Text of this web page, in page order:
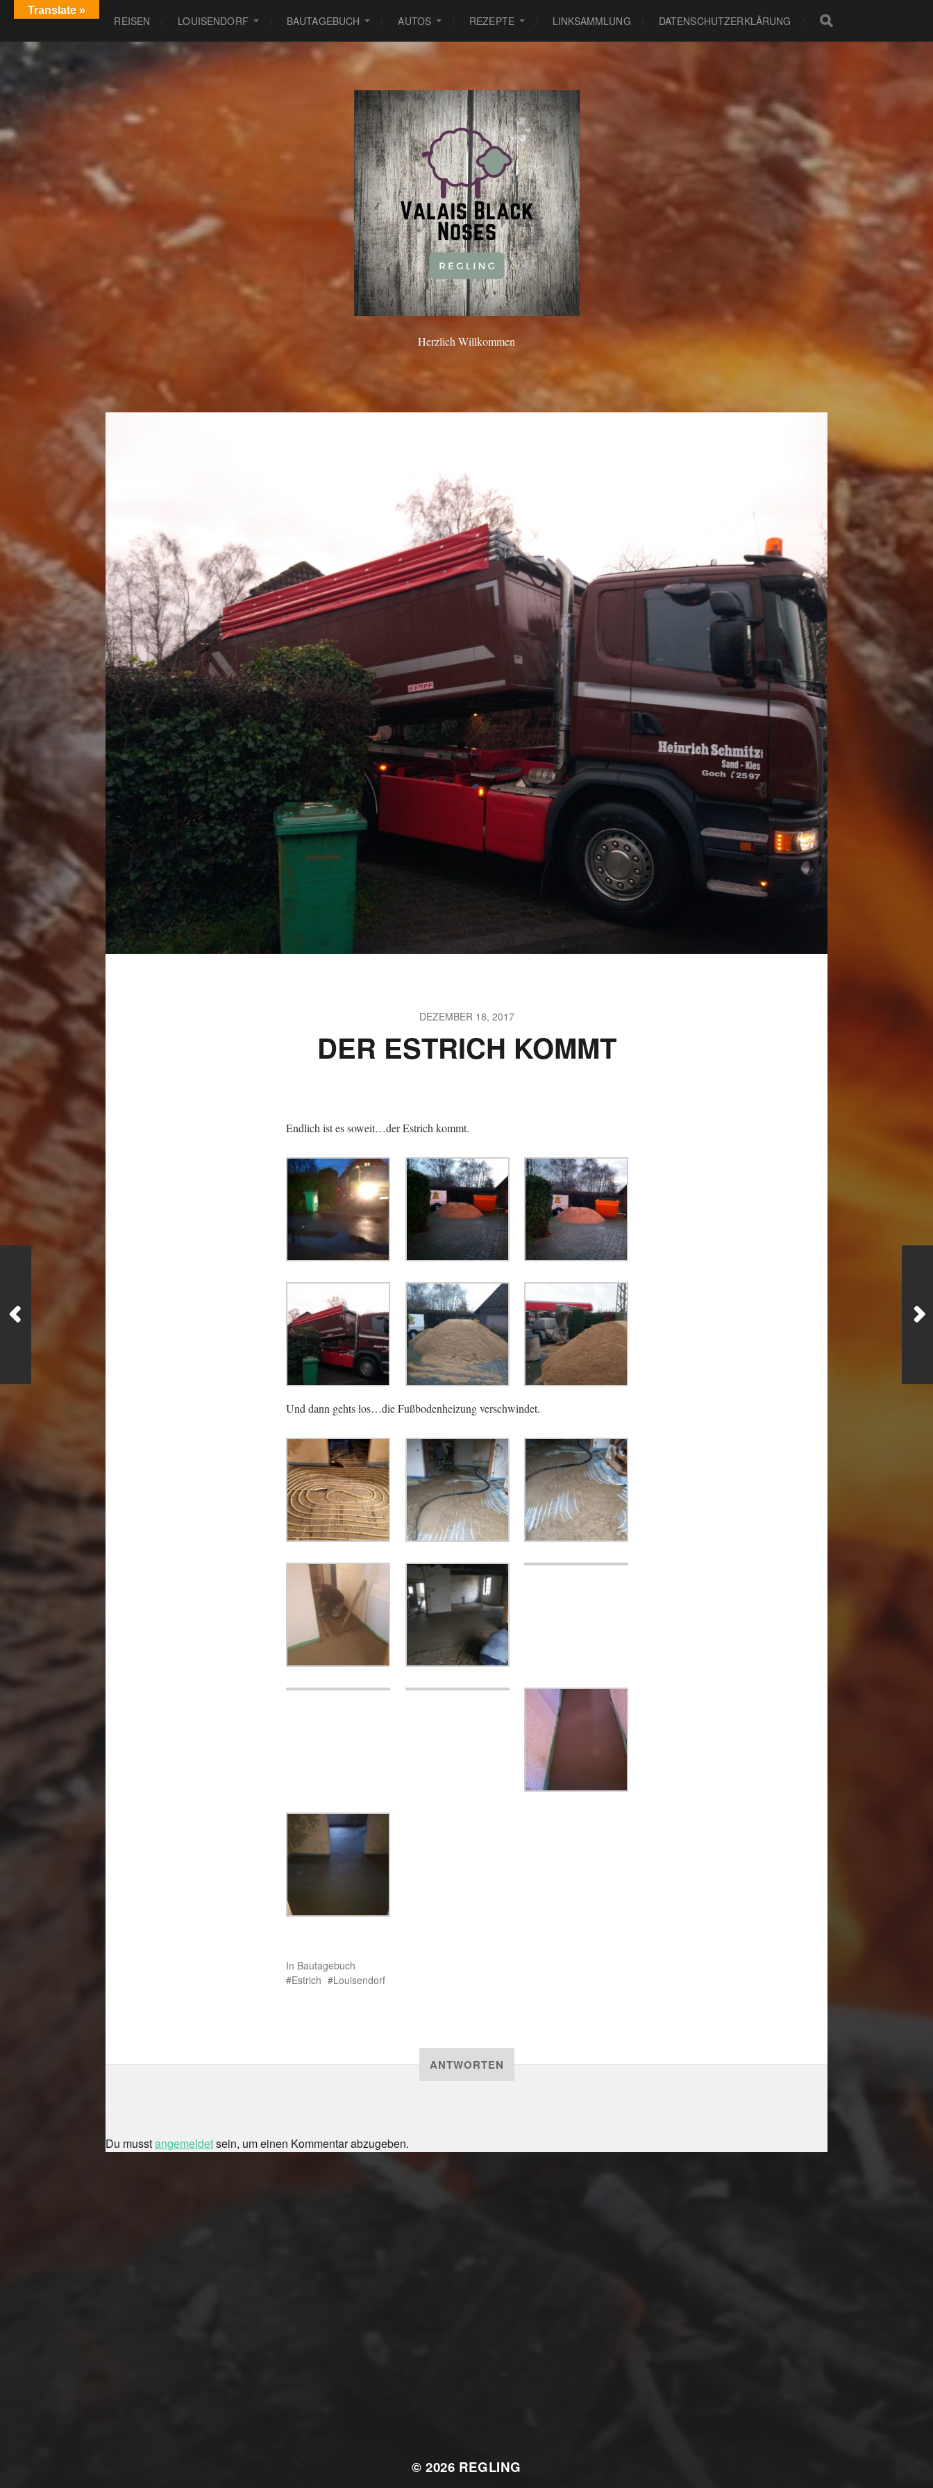
REISEN LOUISENDORF BAUTAGEBUCH AUTOS REZEPTE LINKSAMMLUNG DATENSCHUTZERKLÄRUNG
Herzlich Willkommen
DEZEMBER 18, 2017
DER ESTRICH KOMMT
Endlich ist es soweit…der Estrich kommt.
Und dann gehts los…die Fußbodenheizung verschwindet.
In Bautagebuch
Estrich
Louisendorf
ANTWORTEN
Du musstangemeldetsein, um einen Kommentar abzugeben.
© 2026 REGLING
Translate »